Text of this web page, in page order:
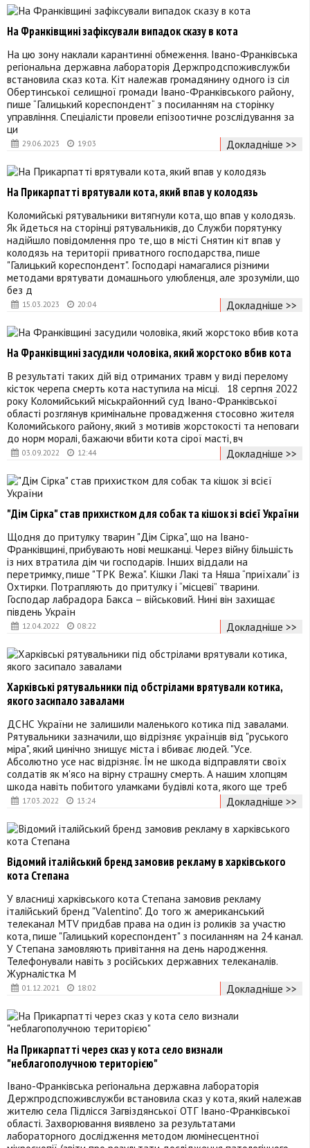
29.06.2023 19:03
На Франківщині зафіксували випадок сказу в кота
На цю зону наклали карантинні обмеження. Івано-Франківська
регіональна державна лабораторія Держпродспоживслужби
встановила сказ кота. Кіт належав громадянину одного із сіл
Обертинської селищної громади Івано-Франківського району,
пише “Галицький кореспондент“ з посиланням на сторінку
управління. Спеціалісти провели епізоотичне розслідування за
ци
Докладніше >>
15.03.2023 20:04
На Прикарпатті врятували кота, який впав у колодязь
Коломийські рятувальники витягнули кота, що впав у колодязь.
Як йдеться на сторінці рятувальників, до Служби порятунку
надійшло повідомлення про те, що в місті Снятин кіт впав у
колодязь на території приватного господарства, пише
"Галицький кореспондент". Господарі намагалися різними
методами врятувати домашнього улюбленця, але зрозуміли, що
без д
Докладніше >>
03.09.2022 12:44
На Франківщині засудили чоловіка, який жорстоко вбив кота
В результаті таких дій від отриманих травм у виді перелому
кісток черепа смерть кота наступила на місці. 18 серпня 2022
року Коломийський міськрайонний суд Івано-Франківської
області розглянув кримінальне провадження стосовно жителя
Коломийського району, який з мотивів жорстокості та неповаги
до норм моралі, бажаючи вбити кота сірої масті, вч
Докладніше >>
12.04.2022 08:22
"Дім Сірка" став прихистком для собак та кішок зі всієї України
Щодня до притулку тварин "Дім Сірка", що на Івано-
Франківщині, прибувають нові мешканці. Через війну більшість
із них втратила дім чи господарів. Інших віддали на
перетримку, пише "ТРК Вежа". Кішки Лакі та Няша “приїхали” із
Охтирки. Потрапляють до притулку і “місцеві” тварини.
Господар лабрадора Бакса – військовий. Нині він захищає
південь Україн
Докладніше >>
17.03.2022 13:24
Харківські рятувальники під обстрілами врятували котика,
якого засипало завалами
ДСНС України не залишили маленького котика під завалами.
Рятувальники зазначили, що відрізняє українців від "руського
міра", який цинічно знищує міста і вбиває людей. "Усе.
Абсолютно усе нас відрізняє. Їм не шкода відправляти своїх
солдатів як м'ясо на вірну страшну смерть. А нашим хлопцям
шкода навіть побитого уламками будівлі кота, якого ще треб
Докладніше >>
01.12.2021 18:02
Відомий італійський бренд замовив рекламу в харківського
кота Степана
У власниці харківського кота Степана замовив рекламу
італійський бренд "Valentino". До того ж американський
телеканал MTV придбав права на один із роликів за участю
кота, пише "Галицький кореспондент" з посиланням на 24 канал.
У Степана замовляють привітання на день народження.
Телефонували навіть з російських державних телеканалів.
Журналістка М
Докладніше >>
На Прикарпатті через сказ у кота село визнали
"неблагополучною територією"
Івано-Франківська регіональна державна лабораторія
Держпродспоживслужби встановила сказ у кота, який належав
жителю села Підлісся Загвіздянської ОТГ Івано-Франківської
області. Захворювання виявлено за результатами
лабораторного дослідження методом люмінесцентної